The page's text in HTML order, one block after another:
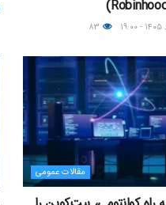
مقالات عمومی